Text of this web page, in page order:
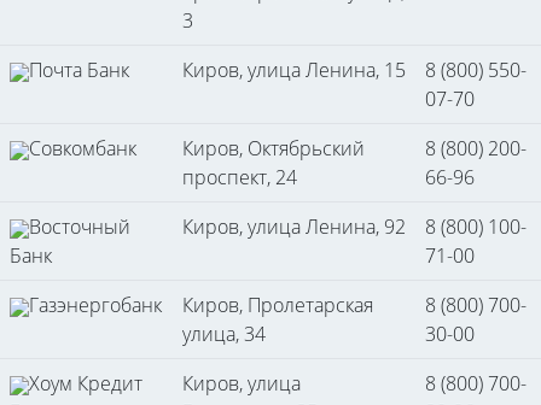
3
Почта Банк Киров, улица Ленина, 15
8 (800) 550-
07-70
Совкомбанк
Киров, Октябрьский
проспект, 24
8 (800) 200-
66-96
Восточный
Банк
Киров, улица Ленина, 92
8 (800) 100-
71-00
Газэнергобанк
Киров, Пролетарская
улица, 34
8 (800) 700-
30-00
Хоум Кредит
Киров, улица
8 (800) 700-